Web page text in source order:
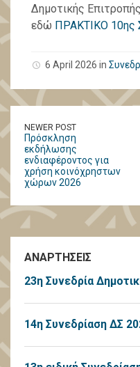
Δημοτικής
εδώ ΠΡΑΚΤΙΚΟ 10ης
6 April 2026 in
NEWER POST
Πρόσκληση
εκδήλωσης
ενδιαφέροντος για
χρήση κοινόχρηστων
χώρων 2026
ΑΝΑΡΤΗΣΕΙΣ
23η Συνεδρία
14η Συνεδρίαση ΔΣ